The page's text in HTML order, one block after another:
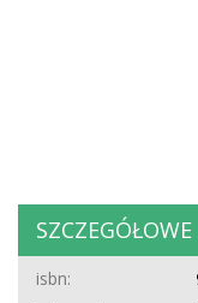
isbn: